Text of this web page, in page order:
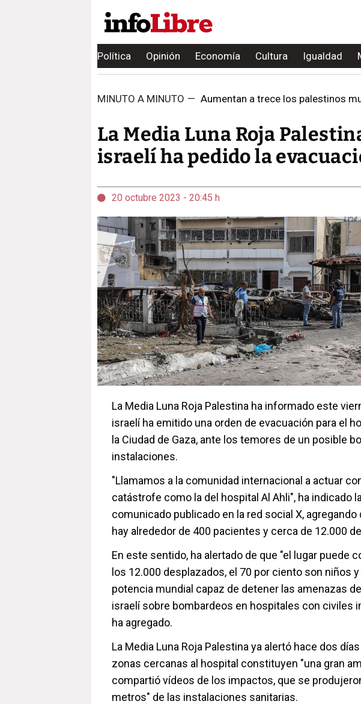
Política Opinión Economía Cultura Igualdad
MINUTO A MINUTO — Aumentan a trece los palestinos
La Media Luna Roja
israelí ha pedido la
20 octubre 2023 - 20:45 h
La Media Luna Roja Palestina ha informado este
israelí ha emitido una orden de evacuación para el
la Ciudad de Gaza, ante los temores de un posible
instalaciones.
"Llamamos a la comunidad internacional a actuar
catástrofe como la del hospital Al Ahli", ha indicado
comunicado publicado en la red social X, agregando
hay alrededor de 400 pacientes y cerca de 12.000
En este sentido, ha alertado de que "el lugar puede
los 12.000 desplazados, el 70 por ciento son niños
potencia mundial capaz de detener las amenazas
israelí sobre bombardeos en hospitales con civiles
ha agregado.
La Media Luna Roja Palestina ya alertó hace dos
zonas cercanas al hospital constituyen "una gran
compartió vídeos de los impactos, que se
metros" de las instalaciones sanitarias.